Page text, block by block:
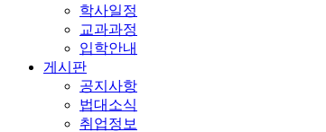
학사일정
교과과정
입학안내
게시판
공지사항
법대소식
취업정보